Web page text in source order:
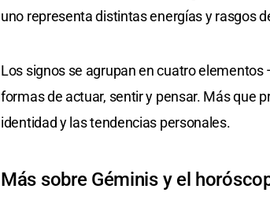
uno representa distintas energías y rasgos
Los signos se agrupan en cuatro
formas de actuar, sentir y pensar. Más que
identidad y las tendencias personales.
Más sobre Géminis y el